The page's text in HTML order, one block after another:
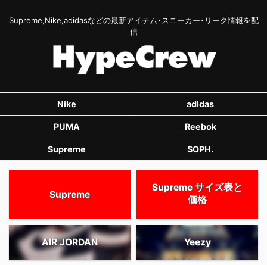
Supreme,Nike,adidasなどの最新アイテム･スニーカー･リーク情報を配
信
Nike adidas
PUMA Reebok
Supreme SOPH.
Supreme
Supreme サイズ表と
価格
AIR JORDAN Yeezy